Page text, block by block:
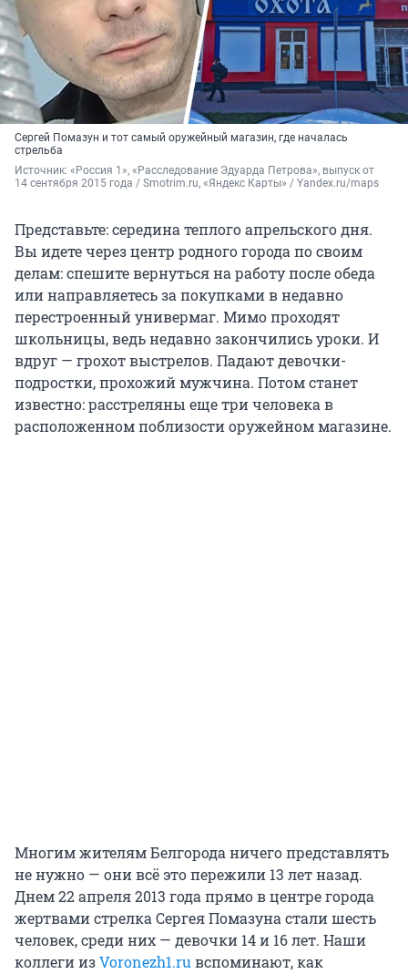
Сергей Помазун и тот самый оружейный магазин, где началась
стрельба
Источник: «Россия 1», «Расследование Эдуарда Петрова», выпуск от
14 сентября 2015 года / Smotrim.ru, «Яндекс Карты» / Yandex.ru/maps
Представьте: середина теплого апрельского дня.
Вы идете через центр родного города по своим
делам: спешите вернуться на работу после обеда
или направляетесь за покупками в недавно
перестроенный универмаг. Мимо проходят
школьницы, ведь недавно закончились уроки. И
вдруг — грохот выстрелов. Падают девочки-
подростки, прохожий мужчина. Потом станет
известно: расстреляны еще три человека в
расположенном поблизости оружейном магазине.
Многим жителям Белгорода ничего представлять
не нужно — они всё это пережили 13 лет назад.
Днем 22 апреля 2013 года прямо в центре города
жертвами стрелка Сергея Помазуна стали шесть
человек, среди них — девочки 14 и 16 лет. Наши
коллеги изVoronezh1.ru вспоминают, как